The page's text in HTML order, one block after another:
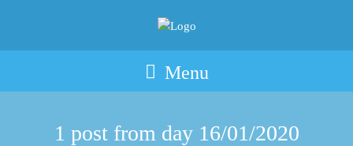
Menu
1 post from day 16/01/2020